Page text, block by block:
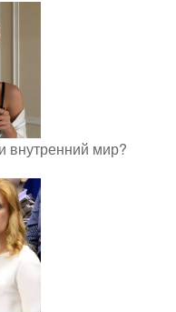
внутренний мир?